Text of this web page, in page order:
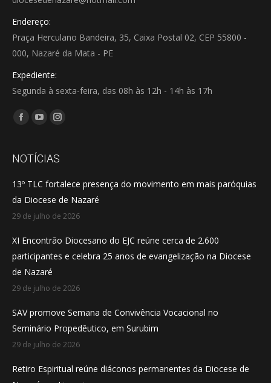
Endereço:
Praça Herculano Bandeira, 35, Caixa Postal 02, CEP 55800 -
000, Nazaré da Mata - PE
Expediente:
Segunda à sexta-feira, das 08h às 12h - 14h às 17h
Encontre-nos em:
Facebook
opens
new
window
YouTube
opens
new
window
Instagram
opens
new
window
NOTÍCIAS
13º TLC fortalece presença do movimento em mais paróquias
da Diocese de Nazaré
29 de julho de 2026
XI Encontrão Diocesano do EJC reúne cerca de 2.600
participantes e celebra 25 anos de evangelização na Diocese
de Nazaré
29 de julho de 2026
SAV promove Semana de Convivência Vocacional no
Seminário Propedêutico, em Surubim
29 de julho de 2026
Retiro Espiritual reúne diáconos permanentes da Diocese de